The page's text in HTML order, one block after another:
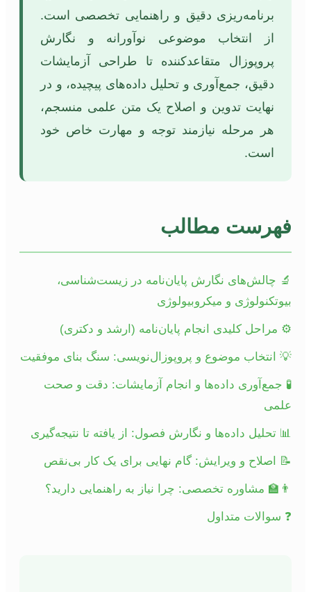
برنامه‌ریزی دقیق و راهنمایی تخصصی است.
از انتخاب موضوعی نوآورانه و نگارش
پروپوزال متقاعدکننده تا طراحی آزمایشات
دقیق، جمع‌آوری و تحلیل داده‌های پیچیده، و در
نهایت تدوین و اصلاح یک متن علمی منسجم،
هر مرحله نیازمند توجه و مهارت خاص خود
است.
فهرست مطالب
🔬 چالش‌های نگارش پایان‌نامه در زیست‌شناسی،
بیوتکنولوژی و میکروبیولوژی
⚙️ مراحل کلیدی انجام پایان‌نامه (ارشد و دکتری)
💡 انتخاب موضوع و پروپوزال‌نویسی: سنگ بنای موفقیت
🧪 جمع‌آوری داده‌ها و انجام آزمایشات: دقت و صحت
علمی
📊 تحلیل داده‌ها و نگارش فصول: از یافته تا نتیجه‌گیری
📝 اصلاح و ویرایش: گام نهایی برای یک کار بی‌نقص
👨‍🏫 مشاوره تخصصی: چرا نیاز به راهنمایی دارید؟
❓ سوالات متداول